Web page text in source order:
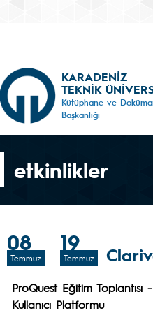
KARADENİZ
TEKNİK
Kütüphane ve
Başkanlığı
etkinlikler
08
Temmuz
19
Temmuz
ProQuest Eğitim
Kullanıcı Platformu